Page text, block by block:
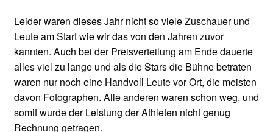
Leider waren dieses Jahr nicht so viele Zuschauer und
Leute am Start wie wir das von den Jahren zuvor
kannten. Auch bei der Preisverteilung am Ende dauerte
alles viel zu lange und als die Stars die Bühne betraten
waren nur noch eine Handvoll Leute vor Ort, die meisten
davon Fotographen. Alle anderen waren schon weg, und
somit wurde der Leistung der Athleten nicht genug
Rechnung getragen.